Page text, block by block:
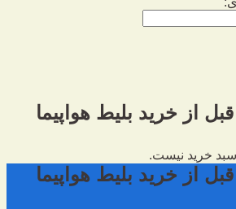
خرید نیست.
از خرید بلیط هواپیما
از خرید بلیط هواپیما